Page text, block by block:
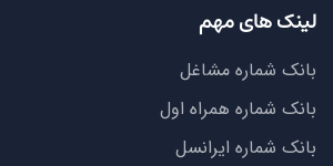
لینک های مهم
بانک شماره مشاغل
بانک شماره همراه اول
بانک شماره ایرانسل